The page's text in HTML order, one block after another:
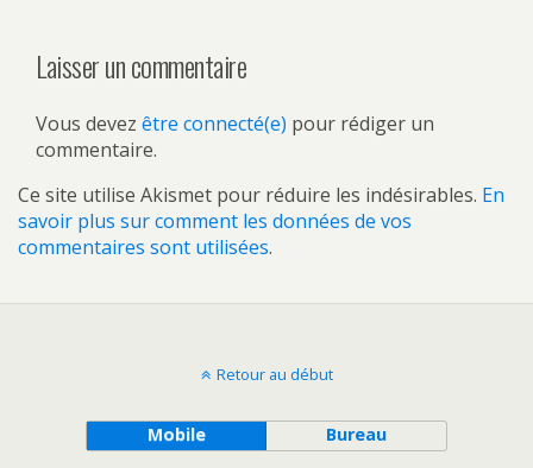
Laisser un commentaire
Vous devez être connecté(e) pour rédiger un
commentaire.
Ce site utilise Akismet pour réduire les indésirables. En
savoir plus sur comment les données de vos
commentaires sont utilisées.
Retour au début
Mobile Bureau